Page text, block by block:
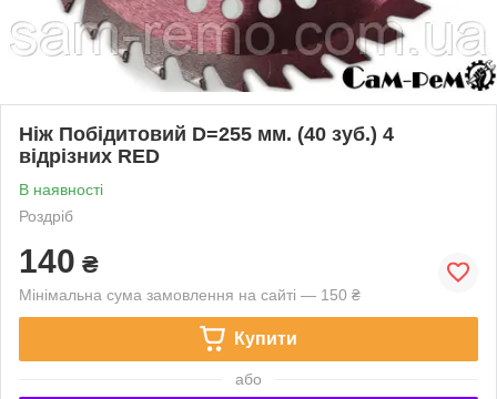
Ніж Побідитовий D=255 мм. (40 зуб.) 4
відрізних RED
В наявності
Роздріб
140 ₴
Мінімальна сума замовлення на сайті — 150 ₴
Купити
або